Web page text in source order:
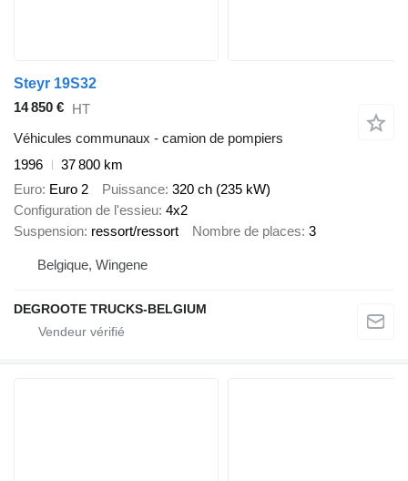
Steyr 19S32
14 850 € HT
Véhicules communaux - camion de pompiers
1996
37 800 km
Euro Euro 2 Puissance 320 ch (235 kW)
Configuration de l'essieu 4x2
Suspension ressort/ressort Nombre de places 3
Belgique, Wingene
DEGROOTE TRUCKS-BELGIUM